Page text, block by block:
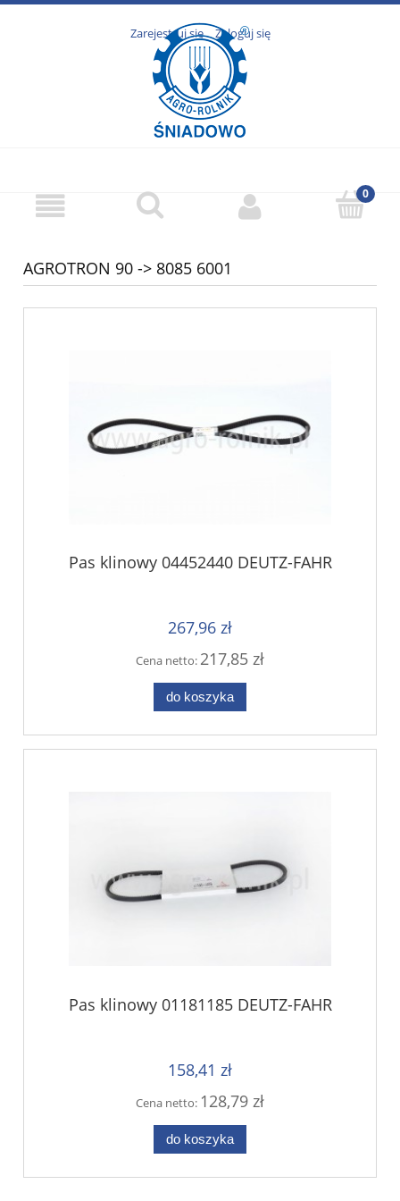
Zarejestruj się Zaloguj się
AGROTRON 90 -> 8085 6001
Pas klinowy 04452440 DEUTZ-FAHR
267,96 zł
Cena netto: 217,85 zł
do koszyka
Pas klinowy 01181185 DEUTZ-FAHR
158,41 zł
Cena netto: 128,79 zł
do koszyka